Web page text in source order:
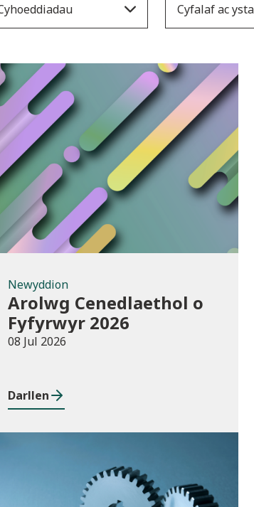
Cyfalaf ac
Newyddion
Newyddion
Arolwg Cenedlaethol o
Fyfyrwyr 2026
08 Jul 2026
Darllen